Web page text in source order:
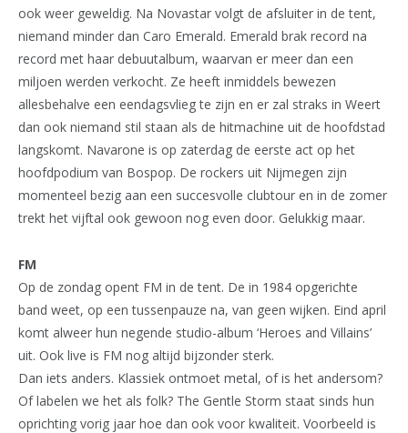
ook weer geweldig. Na Novastar volgt de afsluiter in de tent,
niemand minder dan Caro Emerald. Emerald brak record na
record met haar debuutalbum, waarvan er meer dan een
miljoen werden verkocht. Ze heeft inmiddels bewezen
allesbehalve een eendagsvlieg te zijn en er zal straks in Weert
dan ook niemand stil staan als de hitmachine uit de hoofdstad
langskomt. Navarone is op zaterdag de eerste act op het
hoofdpodium van Bospop. De rockers uit Nijmegen zijn
momenteel bezig aan een succesvolle clubtour en in de zomer
trekt het vijftal ook gewoon nog even door. Gelukkig maar.
FM
Op de zondag opent FM in de tent. De in 1984 opgerichte
band weet, op een tussenpauze na, van geen wijken. Eind april
komt alweer hun negende studio-album ‘Heroes and Villains’
uit. Ook live is FM nog altijd bijzonder sterk.
Dan iets anders. Klassiek ontmoet metal, of is het andersom?
Of labelen we het als folk? The Gentle Storm staat sinds hun
oprichting vorig jaar hoe dan ook voor kwaliteit. Voorbeeld is